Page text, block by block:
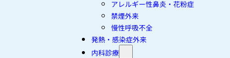
アレルギー性鼻炎・花粉症
禁煙外来
慢性呼吸不全
発熱・感染症外来
内科診療